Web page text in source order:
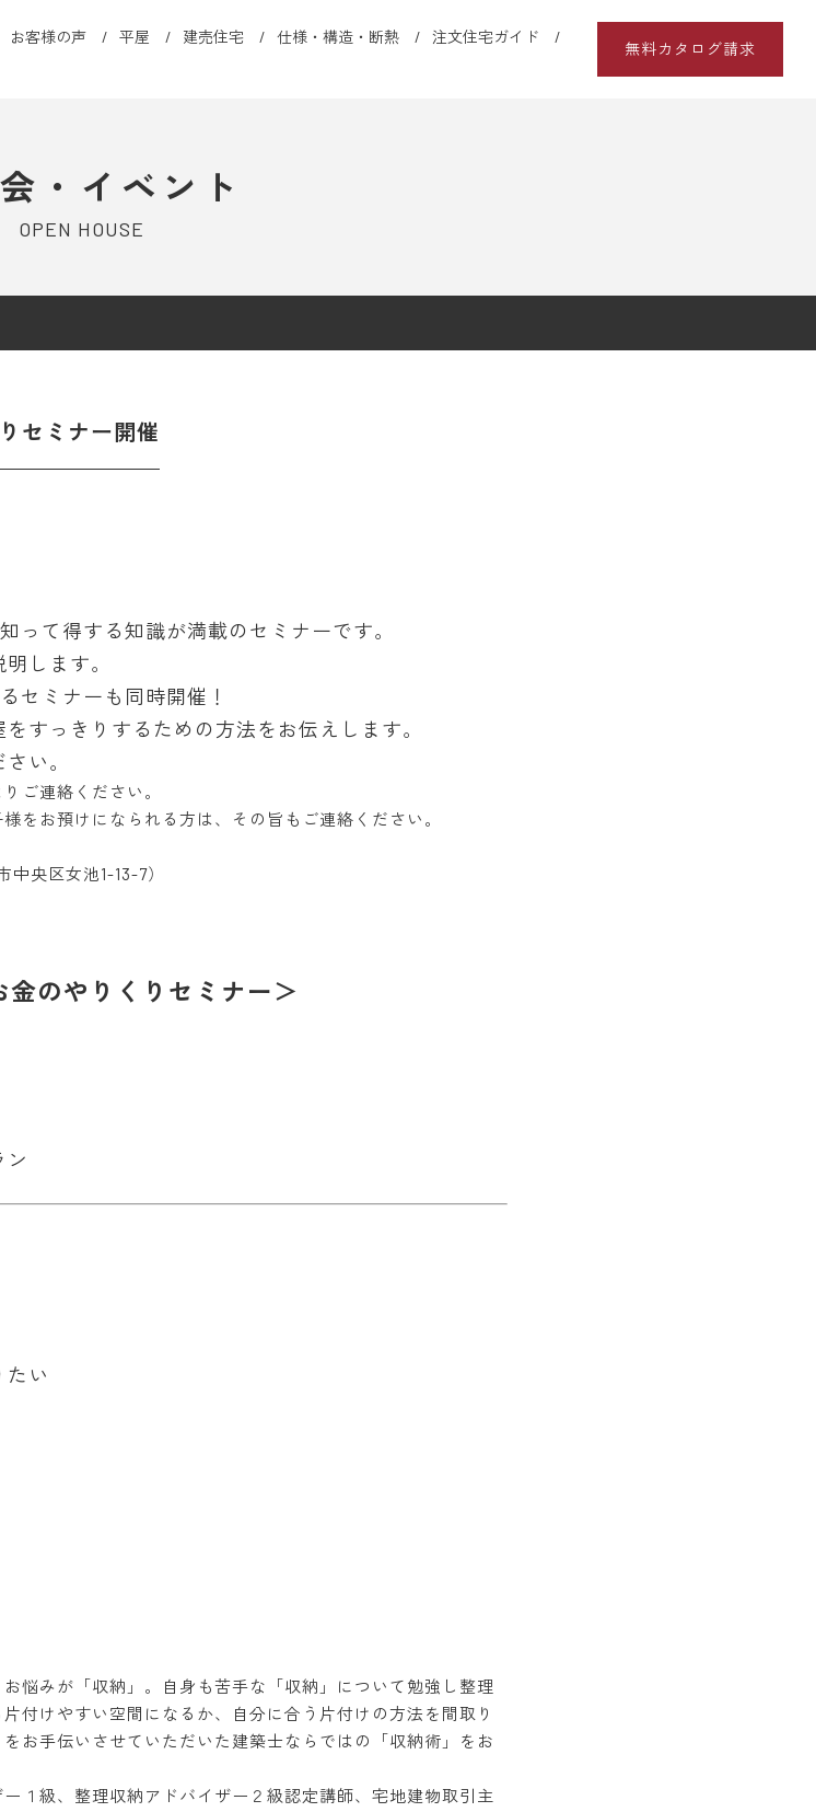
お客様の声 平屋 建売住宅 仕様・構造・断熱
注文住宅ガイド
無料カタログ請求
・イベント
OPEN HOUSE
セミナー開催
って得する知識が満載のセミナーです。
します。
セミナーも同時開催！
すっきりするための方法をお伝えします。
い。
ご連絡ください。
をお預けになられる方は、その旨もご連絡ください。
央区女池1-13-7）
のやりくりセミナー＞
ン
たい
悩みが「収納」。自身も苦手な「収納」について勉強し整理
付けやすい空間になるか、自分に合う片付けの方法を間取り
お手伝いさせていただいた建築士ならではの「収納術」をお
１級、整理収納アドバイザー２級認定講師、宅地建物取引主